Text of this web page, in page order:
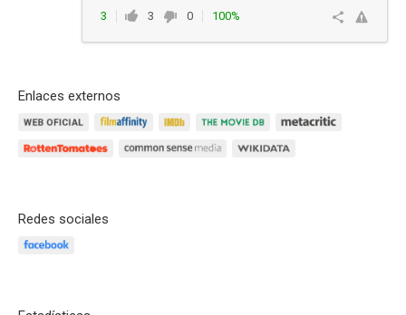
3 3 0
100%
Enlaces externos
Redes sociales